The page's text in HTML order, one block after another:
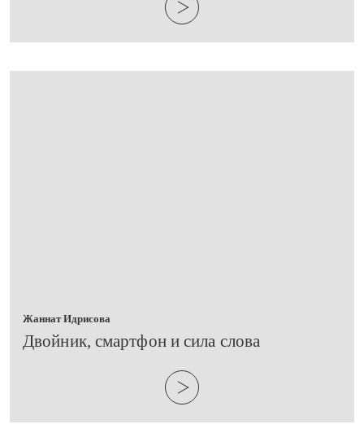
Жаннат Идрисова
​Двойник, смартфон и сила слова